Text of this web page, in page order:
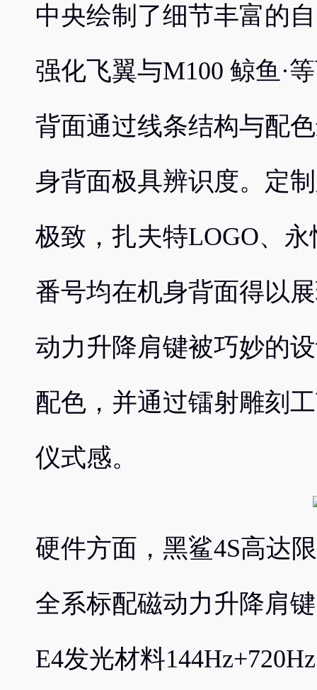
中央绘制了细节丰富的
强化飞翼与M100 鲸鱼·
背面通过线条结构与配
身背面极具辨识度。定
极致，扎夫特LOGO、
番号均在机身背面得以
动力升降肩键被巧妙的
配色，并通过镭射雕刻
仪式感。
硬件方面，黑鲨4S高达
全系标配磁动力升降肩
E4发光材料